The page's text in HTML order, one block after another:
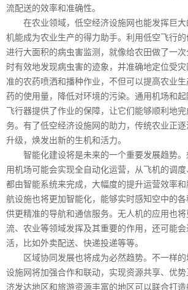
流配送的效率和准确性。
在农业领域，低空经济设施网也能发挥巨大
机能成为农业生产的得力助手。利用低空飞行
进行大面积的病虫害监测，就像给农田做了一
时有效地发现病虫害的迹象，并准确地定位受
准的农药喷洒和播种作业，不但可以提高农业
药的使用量，降低对环境的污染。通用机场和
飞行器提供了作业的保障，让它们能够顺利地
务。有了低空经济设施网的助力，传统农业正
升级，焕发出新的生机和活力。
智能化建设将是未来的一个重要发展趋势。
用机场可能会实现全自动化运营，从飞机的调
都由智能系统来完成，大幅度的提升运营效率
航设施也将更加智能化，能够实时感知空中的
供更精准的导航和通信服务。无人机的应用也
流、农业等领域发挥及其重要的作用，还可能
活，比如外卖配送、快递投递等等。
区域协同发展也将成为必然趋势。不一样的
设施网将加强合作和联动，实现资源共享、优
济发达地区和旅游资源丰富的地区可以联合打